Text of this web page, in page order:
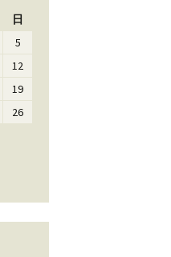
日
5
12
19
26